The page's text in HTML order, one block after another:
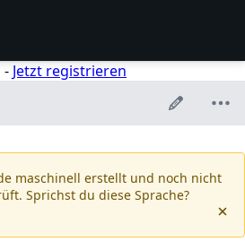
- Jetzt registrieren
maschinell erstellt und noch nicht
Sprichst du diese Sprache?